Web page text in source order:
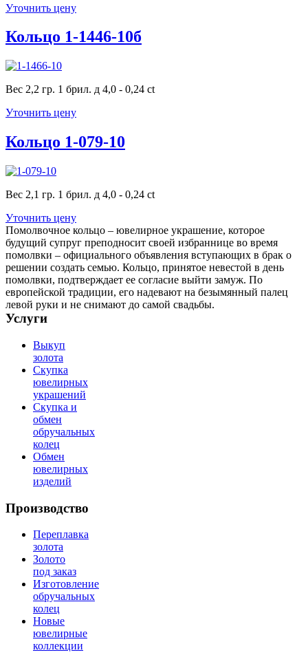
Уточнить цену
Кольцо 1-1446-10б
Вес 2,2 гр. 1 брил. д 4,0 - 0,24 ct
Уточнить цену
Кольцо 1-079-10
Вес 2,1 гр. 1 брил. д 4,0 - 0,24 ct
Уточнить цену
Помолвочное кольцо – ювелирное украшение, которое
будущий супруг преподносит своей избраннице во время
помолвки – официального объявления вступающих в брак о
решении создать семью. Кольцо, принятое невестой в день
помолвки, подтверждает ее согласие выйти замуж. По
европейской традиции, его надевают на безымянный палец
левой руки и не снимают до самой свадьбы.
Услуги
Выкуп
золота
Скупка
ювелирных
украшений
Скупка и
обмен
обручальных
колец
Обмен
ювелирных
изделий
Производство
Переплавка
золота
Золото
под заказ
Изготовление
обручальных
колец
Новые
ювелирные
коллекции